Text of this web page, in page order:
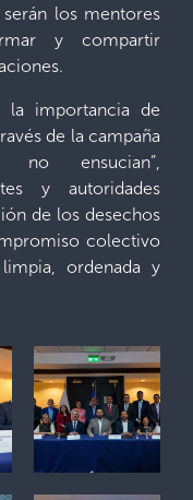
los mentores
y compartir
importancia de
de la campaña
no ensucian”,
y autoridades
de los desechos
colectivo
ordenada y